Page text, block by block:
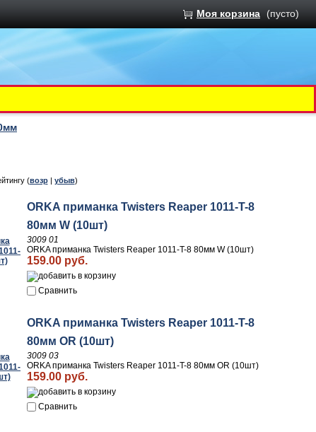
Моя корзина (пусто)
(возр| убыв)
ORKA приманка Twisters Reaper 1011-T-8
80мм W (10шт)
3009 01
ORKA приманка Twisters Reaper 1011-T-8 80мм W (10шт)
159.00 руб.
Сравнить
ORKA приманка Twisters Reaper 1011-T-8
80мм OR (10шт)
3009 03
ORKA приманка Twisters Reaper 1011-T-8 80мм OR (10шт)
159.00 руб.
Сравнить